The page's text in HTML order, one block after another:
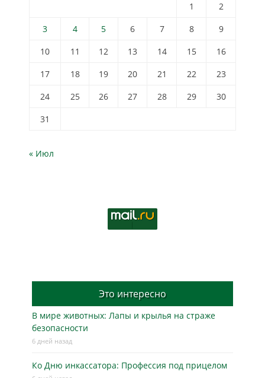
1
2
3
4 5 6 7 8
9
10
11 12 13 14 15
16
17
18 19 20 21 22
23
24
25 26 27 28 29
30
31
« Июл
Это интересно
В мире животных: Лапы и крылья на страже
безопасности
6 дней назад
Ко Дню инкассатора: Профессия под прицелом